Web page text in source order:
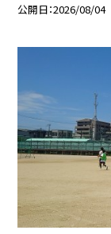
公開日 2026/08/04